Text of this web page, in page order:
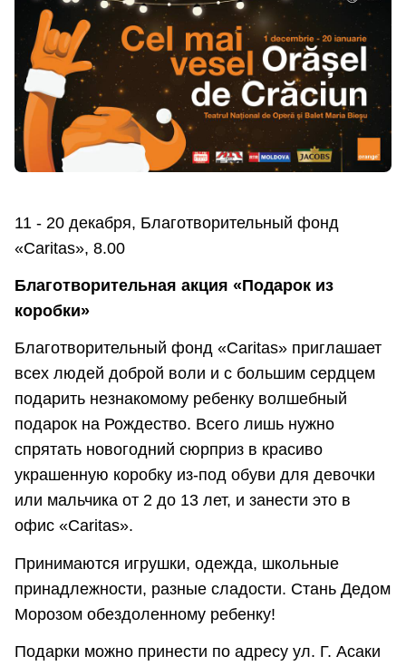
11 - 20 декабря, Благотворительный фонд
«Caritas», 8.00
Благотворительная акция «Подарок из
коробки»
Благотворительный фонд «Caritas» приглашает
всех людей доброй воли и с большим сердцем
подарить незнакомому ребенку волшебный
подарок на Рождество. Всего лишь нужно
спрятать новогодний сюрприз в красиво
украшенную коробку из-под обуви для девочки
или мальчика от 2 до 13 лет, и занести это в
офис «Caritas».
Принимаются игрушки, одежда, школьные
принадлежности, разные сладости. Стань Дедом
Морозом обездоленному ребенку!
Подарки можно принести по адресу ул. Г. Асаки